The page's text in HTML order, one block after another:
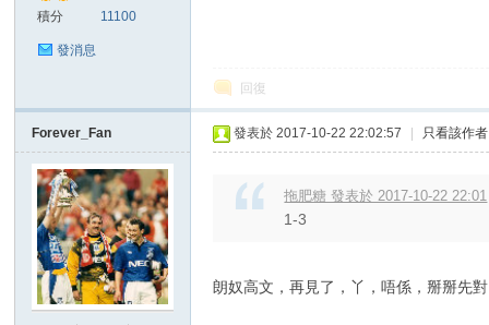
愛
積分 11100
發消息
回復
Forever_Fan 發表於 2017-10-22 22:02:57 只看該作者
拖肥糖 發表於 2017-10-22 22:01
1-3
朗奴高文，再見了，丫，唔係，掰掰先對